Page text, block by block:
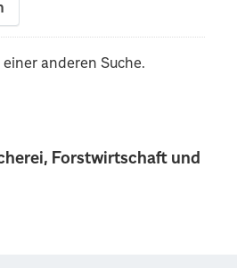
Forstwirtschaft und
anderen Suche.